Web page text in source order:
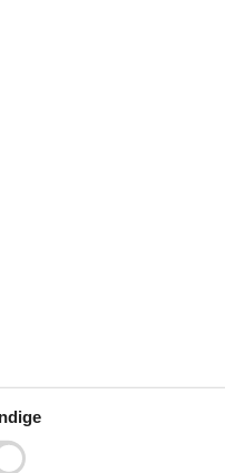
über
sind bereits im
cm
Kaffemaskine
Komfur (4